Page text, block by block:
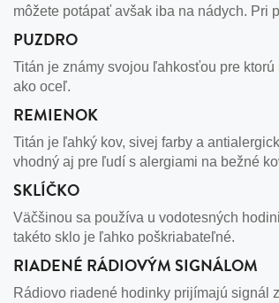
môžete potápať avšak iba na nádych. Pri
PUZDRO
Titán je známy svojou ľahkosťou pre
ako oceľ.
REMIENOK
Titán je ľahký kov, sivej farby a
vhodný aj pre ľudí s alergiami na bežné
SKLÍČKO
Väčšinou sa používa u vodotesných
takéto sklo je ľahko poškriabateľné.
RIADENÉ RÁDIOVÝM SIGNÁLOM
Rádiovo riadené hodinky prijímajú signál